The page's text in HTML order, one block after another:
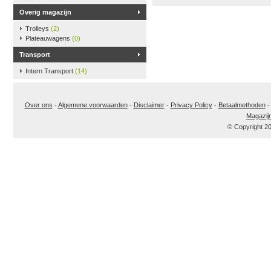
Overig magazijn
Trolleys (2)
Plateauwagens (0)
Transport
Intern Transport (14)
Over ons -Algemene voorwaarden- Disclaimer- Privacy Policy- Betaalmethoden-
© Copyright